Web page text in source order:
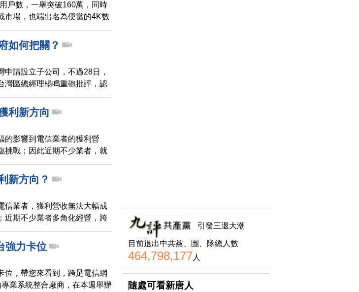
戶數，一舉突破160萬，同時
市場，也端出名為便當的4K數
心。
如何把關？
請設立子公司，不過28日，
灣區總經理楊鳴重砲批評，認
利新方向
的影響到電信業者的獲利營
挑戰；因此近期不少業者，就
聯網相關領域。
新方向？
信業者，獲利營收無法大幅成
近期不少業者多角化經營，跨
電信業者轉型的不二法門。
強力卡位
位，帶您來看到，跨足電信網
業系統整合廠商，在本週舉辦
引發三退大潮
目前退出中共黨、團、隊總人數
464,798,177人
隨處可看新唐人